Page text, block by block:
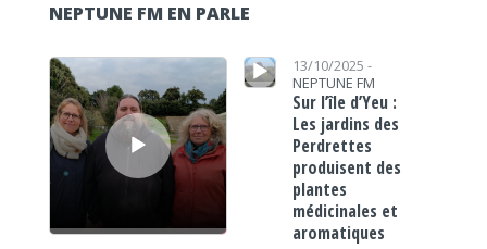
NEPTUNE FM EN PARLE
Lecteur audio
Lecteur audio
13/10/2025 -
NEPTUNE FM
Sur l’île d’Yeu :
Les jardins des
Perdrettes
produisent des
plantes
médicinales et
aromatiques